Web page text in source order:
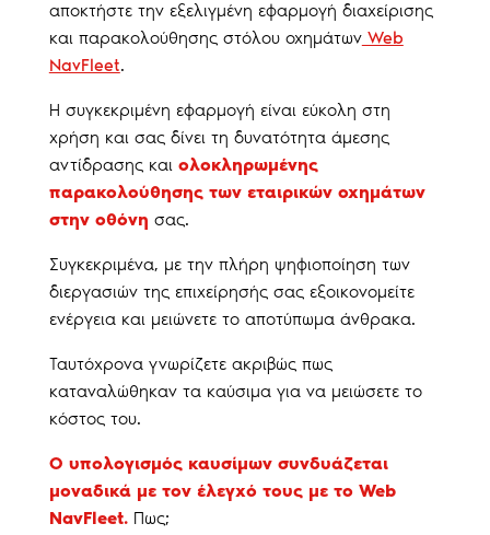
αποκτήστε την εξελιγμένη εφαρμογή διαχείρισης
και παρακολούθησης στόλου οχημάτωνWeb
NavFleet.
Η συγκεκριμένη εφαρμογή είναι εύκολη στη
χρήση και σας δίνει τη δυνατότητα άμεσης
αντίδρασης και ολοκληρωμένης
παρακολούθησης των εταιρικών οχημάτων
στην οθόνη σας.
Συγκεκριμένα, με την πλήρη ψηφιοποίηση των
διεργασιών της επιχείρησής σας εξοικονομείτε
ενέργεια και μειώνετε το αποτύπωμα άνθρακα.
Ταυτόχρονα γνωρίζετε ακριβώς πως
καταναλώθηκαν τα καύσιμα για να μειώσετε το
κόστος του.
Ο υπολογισμός καυσίμων συνδυάζεται
μοναδικά με τον έλεγχό τους με το Web
NavFleet. Πως;